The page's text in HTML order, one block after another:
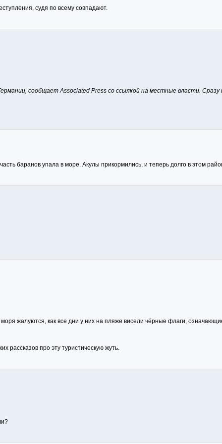
судя по всему совпадают.
сообщает Associated Press со ссылкой на местные власти. Сразу
баранов упала в море. Акулы прикормились, и теперь долго в этом
жалуются, как все дни у них на пляже висели чёрные флаги,
про эту туристическую жуть.